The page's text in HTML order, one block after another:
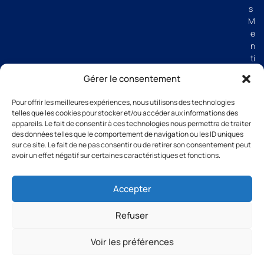
Gérer le consentement
Pour offrir les meilleures expériences, nous utilisons des technologies
telles que les cookies pour stocker et/ou accéder aux informations des
appareils. Le fait de consentir à ces technologies nous permettra de traiter
des données telles que le comportement de navigation ou les ID uniques
sur ce site. Le fait de ne pas consentir ou de retirer son consentement peut
avoir un effet négatif sur certaines caractéristiques et fonctions.
Accepter
Refuser
Voir les préférences
s
M
e
n
ti
g
e
G